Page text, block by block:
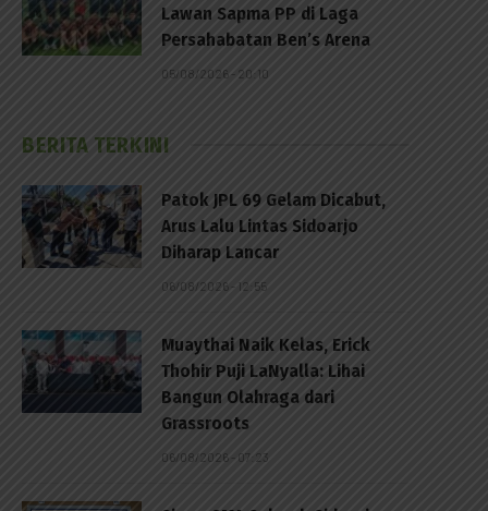
Lawan Sapma PP di Laga
Persahabatan Ben’s Arena
05/08/2026 - 20:10
BERITA TERKINI
Patok JPL 69 Gelam Dicabut,
Arus Lalu Lintas Sidoarjo
Diharap Lancar
06/08/2026 - 12:55
Muaythai Naik Kelas, Erick
Thohir Puji LaNyalla: Lihai
Bangun Olahraga dari
Grassroots
06/08/2026 - 07:23